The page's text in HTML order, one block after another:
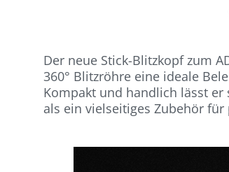
Der neue Stick-Blitzkopf zum
360° Blitzröhre eine ideale
Kompakt und handlich lässt
als ein vielseitiges Zubehör